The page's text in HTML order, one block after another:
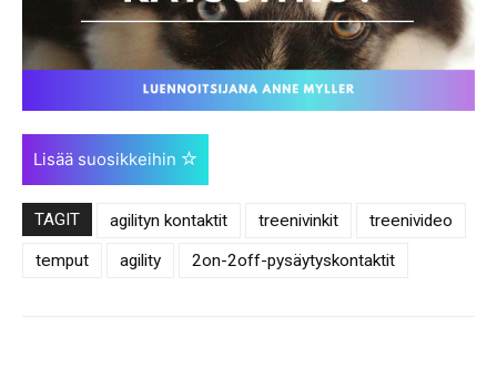
Lisää suosikkeihin
TAGIT agilityn kontaktit treenivinkit
treenivideo
temput
agility 2on-2off-pysäytyskontaktit